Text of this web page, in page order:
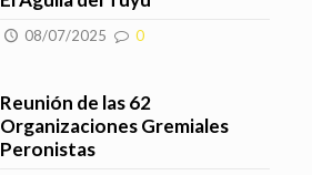
08/07/2025 0
Reunión de las 62
Organizaciones Gremiales
Peronistas